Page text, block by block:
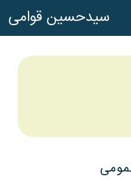
سیدحسین قوامی